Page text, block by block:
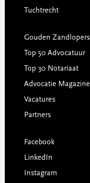
Tuchtrecht
Gouden Zandlopers
Top 50 Advocatuur
Top 30 Notariaat
Advocatie Magazine
Vacatures
Partners
Facebook
LinkedIn
Instagram